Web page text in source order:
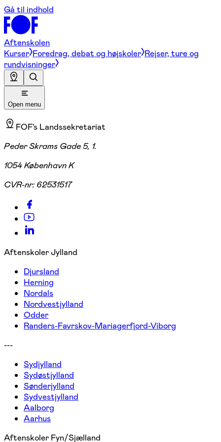
Gå til indhold
Aftenskolen
Kurser Foredrag, debat og højskoler Rejser, ture og
rundvisninger
Open menu
FOF's Landssekretariat
Peder Skrams Gade 5, 1.
1054 København K
CVR-nr: 62531517
Aftenskoler Jylland
Djursland
Herning
Nordals
Nordvestjylland
Odder
Randers-Favrskov-Mariagerfjord-Viborg
---
Sydjylland
Sydøstjylland
Sønderjylland
Sydvestjylland
Aalborg
Aarhus
Aftenskoler Fyn/Sjælland